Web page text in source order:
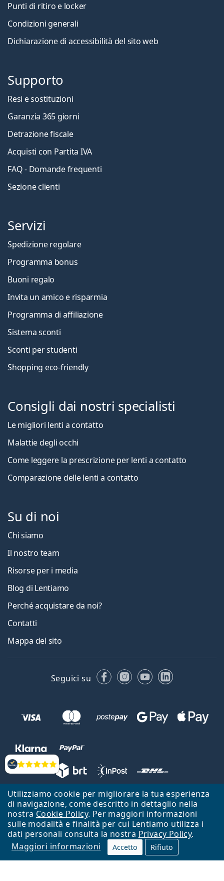
Utilizziamo cookie per migliorare la tua esperienza
di navigazione, come descritto in dettaglio nella
nostra Cookie Policy. Per maggiori informazioni
sulle modalità e finalità per cui Lentiamo utilizza i
dati personali consulta la nostra Privacy Policy.
Maggiori informazioni
Accetto Rifiuto
Valutazione
Punti di ritiro e locker
Condizioni generali
Dichiarazione di accessibilità del sito web
Supporto
Resi e sostituzioni
Garanzia 365 giorni
Detrazione fiscale
Acquisti con Partita IVA
FAQ - Domande frequenti
Sezione clienti
Servizi
Spedizione regolare
Programma bonus
Buoni regalo
Invita un amico e risparmia
Programma di affiliazione
Sistema sconti
Sconti per studenti
Shopping eco-friendly
Consigli dai nostri specialisti
Le migliori lenti a contatto
Malattie degli occhi
Come leggere la prescrizione per lenti a contatto
Comparazione delle lenti a contatto
Su di noi
Chi siamo
Il nostro team
Risorse per i media
Blog di Lentiamo
Perché acquistare da noi?
Contatti
Mappa del sito
Seguici su FacebookInstagram
YouTubeLinkedIn
Lentiamo s.r.o., Vídeňská 12, 37833 Nová Bystřice, Repubblica Ceca.
Partita IVA: CZ26104784
Torna alla Home Page
Vai all'inizio
Il sito Lentiamo.it è proprietà di Lentiamo s.r.o., che ne detiene la
Online - per te - da 18 anni!